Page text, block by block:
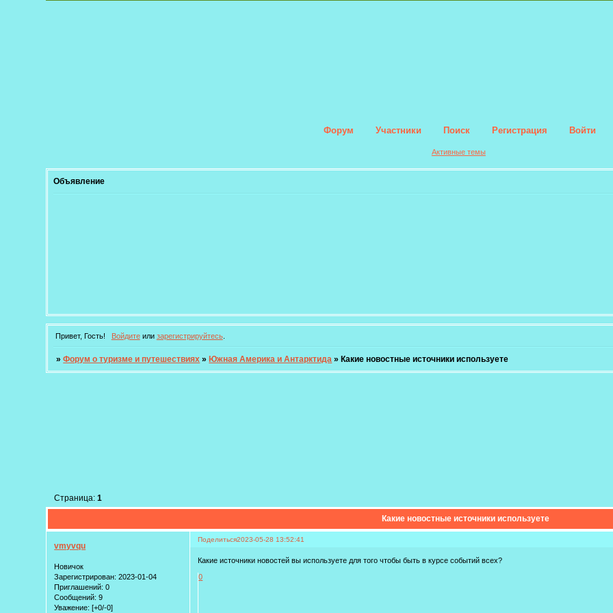
Форум Участники Поиск Регистрация Войти
Активные темы
Объявление
Привет, Гость! Войдитеили зарегистрируйтесь.
»Форум о туризме и путешествиях »Южная Америка и Антарктида »Какие новостные источники используете
Какие новостные источники используете
Страница:1
Поделиться2023-05-28 13:52:41
vmyvqu
Новичок
Зарегистрирован: 2023-01-04
Приглашений: 0
Сообщений: 9
Уважение: [+0/-0]
Какие источники новостей вы используете для того чтобы быть в курсе событий всех?
0